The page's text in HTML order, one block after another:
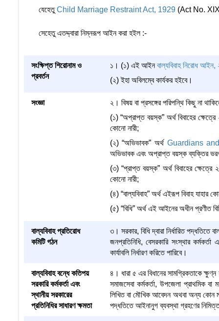
যেহেতুChild Marriage Restraint Act, 1929 (Act No. XIX
সেহেতু এতদ্দ্বারা নিম্নরূপ আইন করা হইল :-
সংক্ষিপ্ত শিরোনাম ও
প্রবর্তন
১। (১) এই আইনবাল্যবিবাহ নিরোধ
(২) ইহা অবিলম্বে কার্যকর হইবে।
সংজ্ঞা
২। বিষয় বা প্রসঙ্গের পরিপন্থি কিছু না
(১) “অপ্রাপ্ত বয়স্ক” অর্থ বিবাহের
কোনো নারী;
(২) “অভিভাবক” অর্থ Guardians
অভিভাবক এবং অপ্রাপ্ত বয়স্ক ব্যক্তির
(৩) “প্রাপ্ত বয়স্ক” অর্থ বিবাহের
কোনো নারী;
(৪) “বাল্যবিবাহ” অর্থ এইরূপ বিবাহ
(৫) “বিধি” অর্থ এই আইনের অধীন প্রণীত
বাল্যবিবাহ প্রতিরোধ
কমিটি গঠন
৩। সরকার, বিধি দ্বারা নির্ধারিত পদ্ধতিতে
জনপ্রতিনিধি, বেসরকারি সংস্থার
কার্যাবলি নির্ধারণ করিতে পারিবে।
বাল্যবিবাহ বন্ধে কতিপয়
সরকারি কর্মকর্তা এবং
স্থানীয় সরকারের
প্রতিনিধির সাধারণ ক্ষমতা
৪। ধারা ৫ এর বিধানের সামগ্রিকতাকে ক্ষুণ্ন
সমাজসেবা কর্মকর্তা, উপজেলা প্রাথমিক বা
লিখিত বা মৌখিক আবেদন অথবা অন্য কোন
পদ্ধতিতে আইনানুগ ব্যবস্থা গ্রহণের